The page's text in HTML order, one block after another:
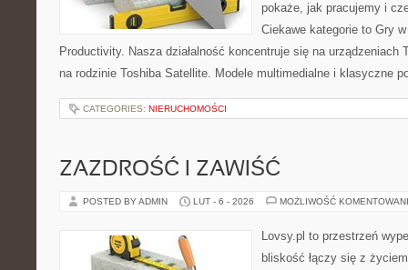
pokaże, jak pracujemy i
Ciekawe kategorie to Gry
Productivity. Nasza działalność koncentruje się na urządzeniach
na rodzinie Toshiba Satellite. Modele multimedialne i klasyczne
CATEGORIES: NIERUCHOMOŚCI
ZAZDROŚĆ I ZAWIŚĆ
POSTED BY ADMIN LUT - 6 - 2026 MOŻLIWOŚĆ
Lovsy.pl to przestrzeń
bliskość łączy się z